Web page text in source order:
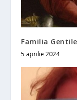
Familia
5 aprilie 2024